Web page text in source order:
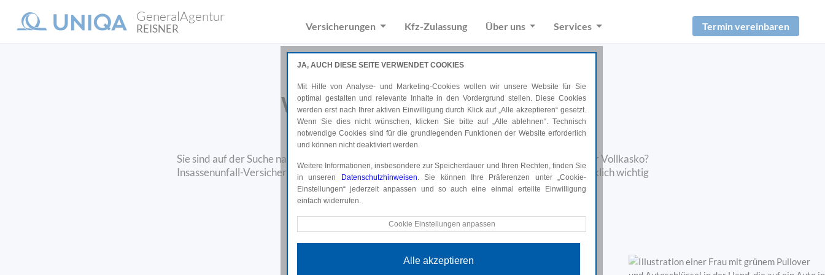
GeneralAgentur
REISNER Versicherungen Kfz-Zulassung Über uns Services Termin vereinbaren
Welche Kfz-Versicherung ist
die richtige für mich?
Sie sind auf der Suche nach einem neuen Auto und fragen sich ob kaufen oder leasen? Teil- oder Vollkasko?
Insassenunfall-Versicherung, ja oder nein? Wir zeigen Ihnen, welcher Versicherungsschutz wirklich wichtig
ist und beraten Sie gerne.
Online abschließen*
*Weiterleitung auf uniqa.at
JA, AUCH DIESE SEITE VERWENDET COOKIES
Mit Hilfe von Analyse- und Marketing-Cookies wollen wir unsere Website für Sie
optimal gestalten und relevante Inhalte in den Vordergrund stellen. Diese Cookies
werden erst nach Ihrer aktiven Einwilligung durch Klick auf „Alle akzeptieren“ gesetzt.
Wenn Sie dies nicht wünschen, klicken Sie bitte auf „Alle ablehnen“. Technisch
notwendige Cookies sind für die grundlegenden Funktionen der Website erforderlich
und können nicht deaktiviert werden.
Weitere Informationen, insbesondere zur Speicherdauer und Ihren Rechten, finden Sie
in unseren
Datenschutzhinweisen. Sie können Ihre Präferenzen unter „Cookie-
Einstellungen“ jederzeit anpassen und so auch eine einmal erteilte Einwilligung
einfach widerrufen.
Technische CookiesCookie Einstellungen anpassen
Alle akzeptieren